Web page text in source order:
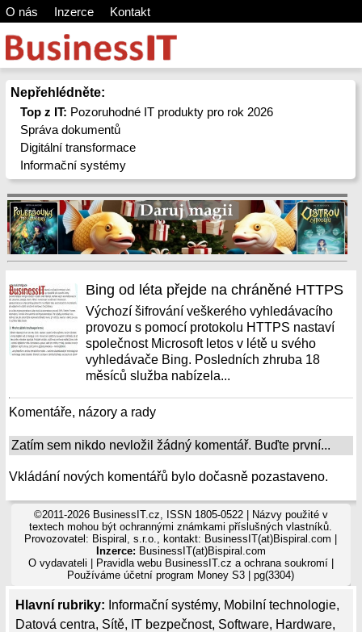
O nás Inzerce Kontakt
Nepřehlédněte:
Top z IT: Pozoruhodné IT produkty pro rok 2026
Správa dokumentů
Digitální transformace
Informační systémy
Hlavní rubriky: Informační systémy, Mobilní technologie,
Datová centra, Sítě, IT bezpečnost, Software, Hardware,
Bing od léta přejde na chráněné HTTPS
Výchozí šifrování veškerého vyhledávacího
provozu s pomocí protokolu HTTPS nastaví
společnost Microsoft letos v létě u svého
vyhledávače Bing. Posledních zhruba 18
měsíců služba nabízela...
Komentáře, názory a rady
Zatím sem nikdo nevložil žádný komentář. Buďte první...
Vkládání nových komentářů bylo dočasně pozastaveno.
©2011-2026 BusinessIT.cz, ISSN 1805-0522 | Názvy použité v
textech mohou být ochrannými známkami příslušných vlastníků.
Provozovatel: Bispiral, s.r.o., kontakt: BusinessIT(at)Bispiral.com |
Inzerce: BusinessIT(at)Bispiral.com
O vydavateli
Pravidla webu BusinessIT.cz a ochrana soukromí|
Používámeúčetní program Money S3 | pg(3304)